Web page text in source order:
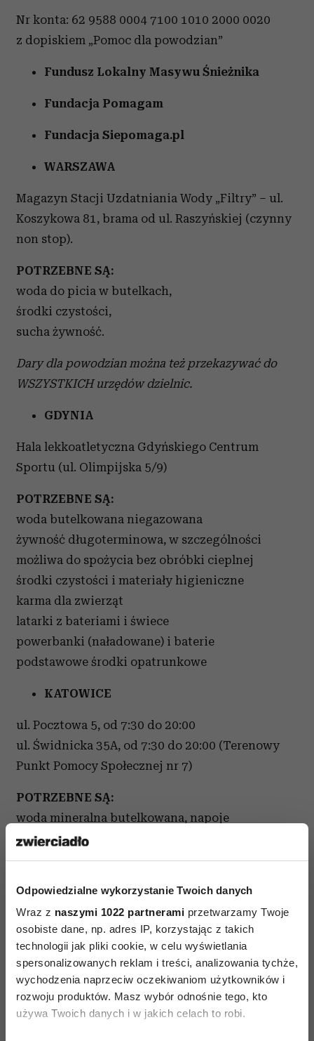
Odpowiedzialne wykorzystanie Twoich danych
Wraz z naszymi 1022 partnerami przetwarzamy Twoje
osobiste dane, np. adres IP, korzystając z takich
technologii jak pliki cookie, w celu wyświetlania
spersonalizowanych reklam i treści, analizowania tychże,
wychodzenia naprzeciw oczekiwaniom użytkowników i
rozwoju produktów. Masz wybór odnośnie tego, kto
używa Twoich danych i w jakich celach to robi.
Nr konta: 62 9588 0004 7100 1010 2000 0020
z dopiskiem „Pomoc dla powodzian”
Fundusz Lokalny Masywu Śnieżnika
Fundacja Pomagam
Fundacja Siepomaga.pl
WARSZAWA
Magazyn Stacji Uzdatniania Wody „Filtry” – ul.
Koszykowa 81, brama od ul. Raszyńskiej (czynny
non stop).
POTRZEBNE SĄ:
woda do picia w butelkach,
środki czystości,
sucha żywność.
Dary dla powodzian można też przekazywać do
WSZYSTKICH urzędów dzielnic.
GDYNIA
Hala lekkoatletyczna Gdyńskiego Centrum
Sportu (ul. Olimpijska 5/9)
POTRZEBNE SĄ:
woda butelkowana niegazowana
żywność długoterminowa, w szczególności
możliwa do spożycia bez obróbki cieplnej
środki czystości i materiały higieniczne
karma dla zwierząt
latarki z bateriami i świece
powerbanki (naładowane) i baterie
podstawowe środki opatrunkowe
KATOWICE
ul. Pocztowa 5, od 7:30 do 20:00
ul. Świdnicka 35A, od 7:30 do 20:00 (Terenowy
Punkt Pomocy Społecznej nr 7)
POTRZEBNE SĄ:
woda mineralna butelkowana, napoje
żywność długoterminowa
środki czystości
karma dla zwierząt
UWAGA! Punkty nie prowadzą zbiórki odzieży
SOSNOWIEC
Centrum Usług Socjalnych i Wsparcia, ul.
Szymanowskiego 5A (w godz. 6–22).